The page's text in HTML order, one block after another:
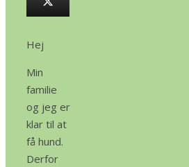
Hej
Min
familie
og jeg er
klar til at
få hund.
Derfor